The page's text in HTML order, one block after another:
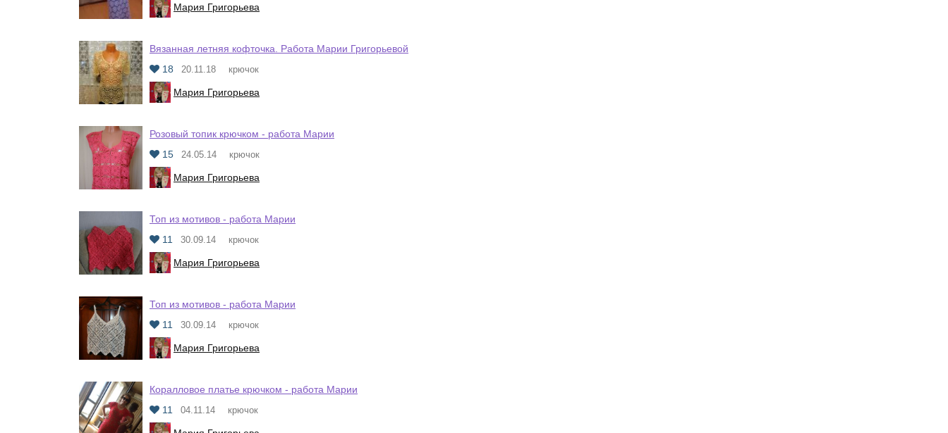
Мария Григорьева
Вязанная летняя кофточка. Работа Марии Григорьевой
18
20.11.18 крючок
Мария Григорьева
Розовый топик крючком - работа Марии
15
24.05.14 крючок
Мария Григорьева
Топ из мотивов - работа Марии
11
30.09.14 крючок
Мария Григорьева
Топ из мотивов - работа Марии
11
30.09.14 крючок
Мария Григорьева
Коралловое платье крючком - работа Марии
11
04.11.14 крючок